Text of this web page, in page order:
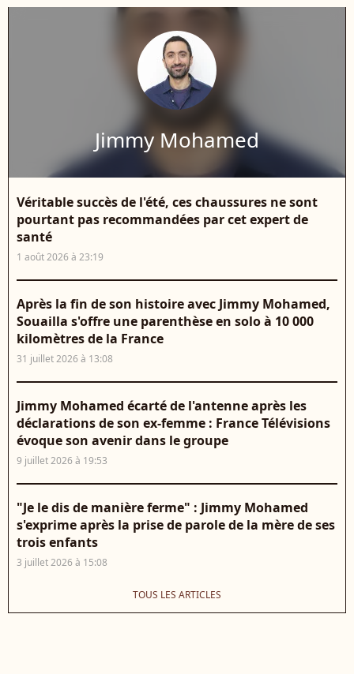
Jimmy Mohamed
Véritable succès de l'été, ces chaussures ne sont
pourtant pas recommandées par cet expert de
santé
1 août 2026 à 23:19
Après la fin de son histoire avec Jimmy Mohamed,
Souailla s'offre une parenthèse en solo à 10 000
kilomètres de la France
31 juillet 2026 à 13:08
Jimmy Mohamed écarté de l'antenne après les
déclarations de son ex-femme : France Télévisions
évoque son avenir dans le groupe
9 juillet 2026 à 19:53
"Je le dis de manière ferme" : Jimmy Mohamed
s'exprime après la prise de parole de la mère de ses
trois enfants
3 juillet 2026 à 15:08
TOUS LES ARTICLES